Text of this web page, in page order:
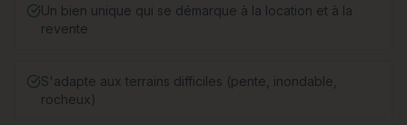
Un bien unique qui se démarque à la location et à la
revente
S'adapte aux terrains difficiles (pente, inondable,
rocheux)